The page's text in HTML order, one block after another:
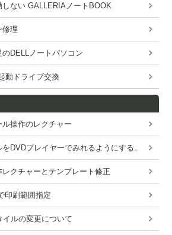
しない GALLERIAノートBOOK
修理
DELLノートパソコン
動ドライブ交換
操作のレクチャー
DVDプレイヤーでみれるようにする。
クチャーとテンプレート修正
刷範囲指定
イルの変更について